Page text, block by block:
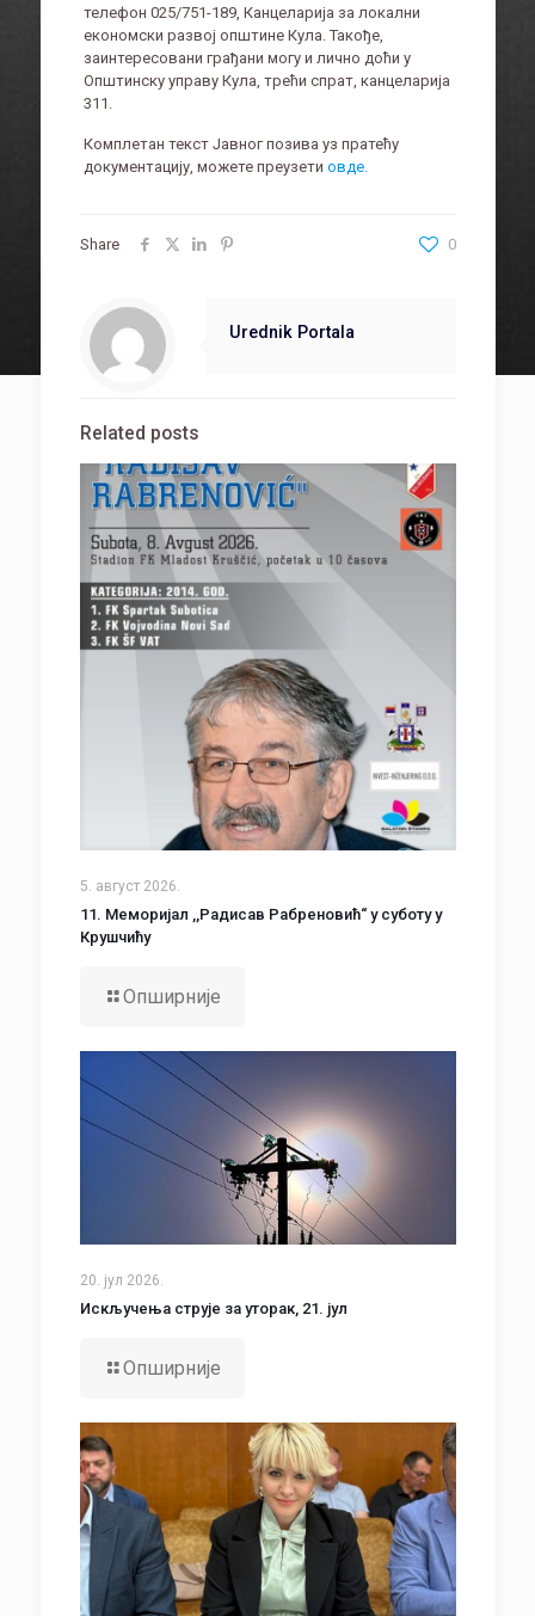
телефон 025/751-189, Канцеларија за локални
економски развој општине Кула. Такође,
заинтересовани грађани могу и лично доћи у
Општинску управу Кула, трећи спрат, канцеларија
311.
Комплетан текст Јавног позива уз пратећу
документацију, можете преузети овде.
Share 0
Urednik Portala
Related posts
5. август 2026.
11. Меморијал ,,Радисав Рабреновић“ у суботу у
Крушчићу
Опширније
20. јул 2026.
Искључења струје за уторак, 21. јул
Опширније